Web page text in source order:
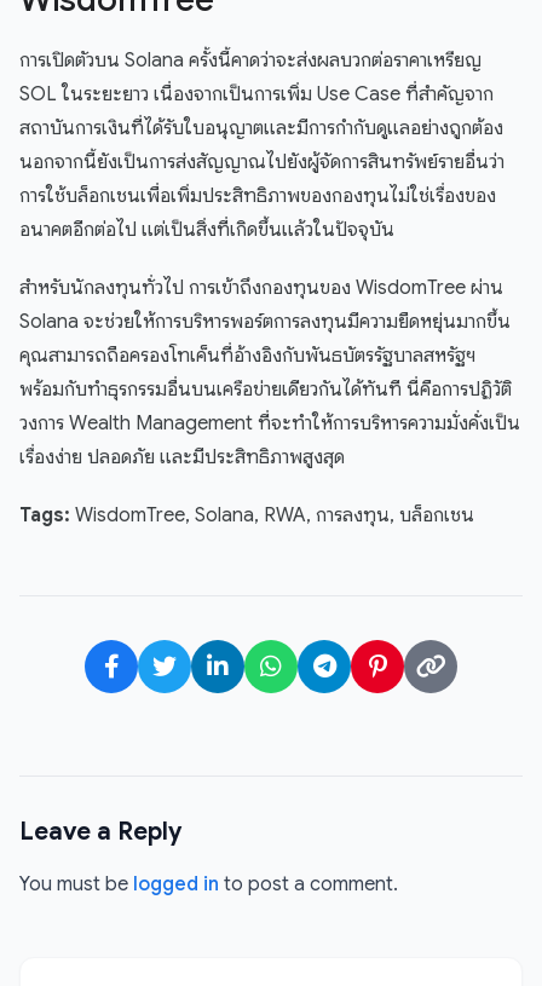
การเปิดตัวบน Solana ครั้งนี้คาดว่าจะส่งผลบวกต่อราคาเหรียญ
SOL ในระยะยาว เนื่องจากเป็นการเพิ่ม Use Case ที่สำคัญจาก
สถาบันการเงินที่ได้รับใบอนุญาตและมีการกำกับดูแลอย่างถูกต้อง
นอกจากนี้ยังเป็นการส่งสัญญาณไปยังผู้จัดการสินทรัพย์รายอื่นว่า
การใช้บล็อกเชนเพื่อเพิ่มประสิทธิภาพของกองทุนไม่ใช่เรื่องของ
อนาคตอีกต่อไป แต่เป็นสิ่งที่เกิดขึ้นแล้วในปัจจุบัน
สำหรับนักลงทุนทั่วไป การเข้าถึงกองทุนของ WisdomTree ผ่าน
Solana จะช่วยให้การบริหารพอร์ตการลงทุนมีความยืดหยุ่นมากขึ้น
คุณสามารถถือครองโทเค็นที่อ้างอิงกับพันธบัตรรัฐบาลสหรัฐฯ
พร้อมกับทำธุรกรรมอื่นบนเครือข่ายเดียวกันได้ทันที นี่คือการปฏิวัติ
วงการ Wealth Management ที่จะทำให้การบริหารความมั่งคั่งเป็น
เรื่องง่าย ปลอดภัย และมีประสิทธิภาพสูงสุด
Tags: WisdomTree, Solana, RWA, การลงทุน, บล็อกเชน
Leave a Reply
You must be logged in to post a comment.